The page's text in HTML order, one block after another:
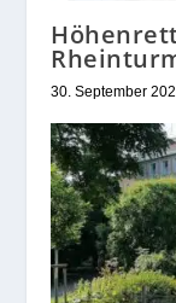
30. September